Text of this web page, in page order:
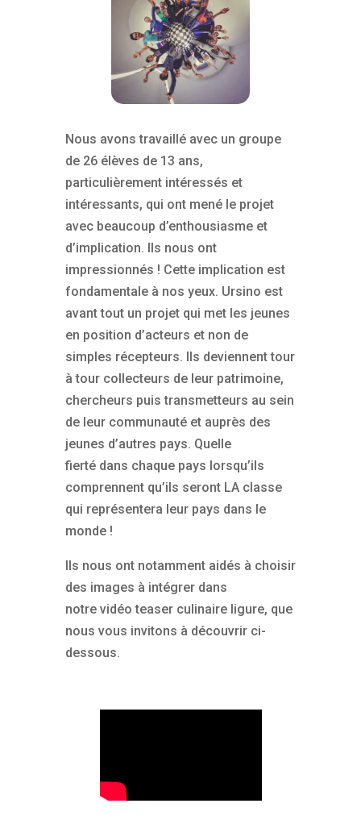
Nous avons travaillé avec un groupe
de 26 élèves de 13 ans,
particulièrement intéressés et
intéressants, qui ont mené le projet
avec beaucoup d’enthousiasme et
d’implication. Ils nous ont
impressionnés ! Cette implication est
fondamentale à nos yeux. Ursino est
avant tout un projet qui met les jeunes
en position d’acteurs et non de
simples récepteurs. Ils deviennent tour
à tour collecteurs de leur patrimoine,
chercheurs puis transmetteurs au sein
de leur communauté et auprès des
jeunes d’autres pays. Quelle
fierté dans chaque pays lorsqu’ils
comprennent qu’ils seront LA classe
qui représentera leur pays dans le
monde !
Ils nous ont notamment aidés à choisir
des images à intégrer dans
notre vidéo teaser culinaire ligure, que
nous vous invitons à découvrir ci-
dessous.